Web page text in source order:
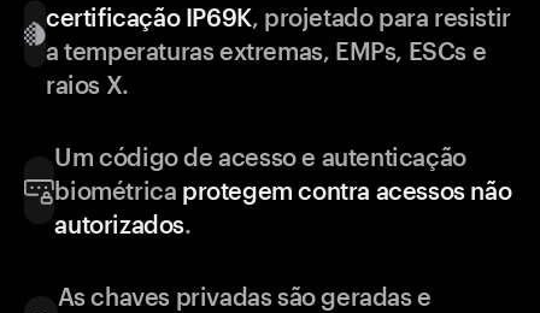
certificação IP69K, projetado para resistir
a temperaturas extremas, EMPs, ESCs e
raios X.
Um código de acesso e autenticação
biométrica protegem contra acessos não
autorizados.
As chaves privadas são geradas e